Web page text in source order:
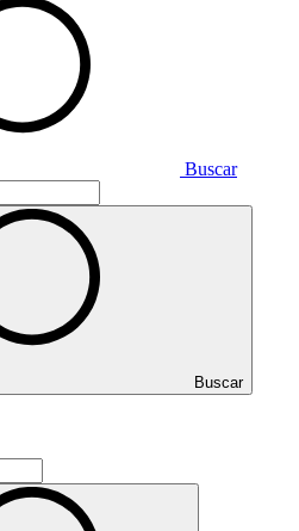
Buscar
Buscar